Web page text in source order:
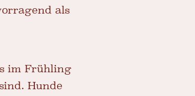
als
im Frühling
Hunde